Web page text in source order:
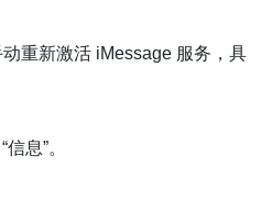
重新激活 iMessage 服务，具
息”。